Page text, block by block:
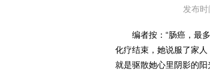
发布
编者按：“肠癌，最多
化疗结束，她说服了家人
就是驱散她心里阴影的